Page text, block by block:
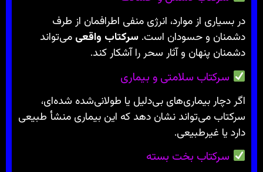
در بسیاری از موارد، انرژی منفی اطرافمان از طرف
دشمنان و حسودان است. سرکتاب واقعی می‌تواند
دشمنان پنهان و آثار سحر را آشکار کند.
سرکتاب سلامتی و بیماری
اگر دچار بیماری‌های بی‌دلیل یا طولانی‌شده شده‌ای،
سرکتاب می‌تواند نشان دهد که این بیماری منشأ طبیعی
دارد یا غیرطبیعی.
سرکتاب بخت بسته